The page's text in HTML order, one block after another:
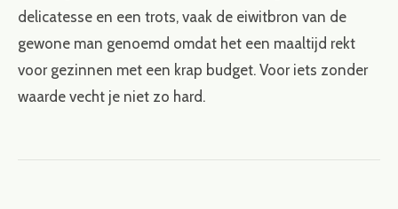
delicatesse en een trots, vaak de eiwitbron van de
gewone man genoemd omdat het een maaltijd rekt
voor gezinnen met een krap budget. Voor iets zonder
waarde vecht je niet zo hard.